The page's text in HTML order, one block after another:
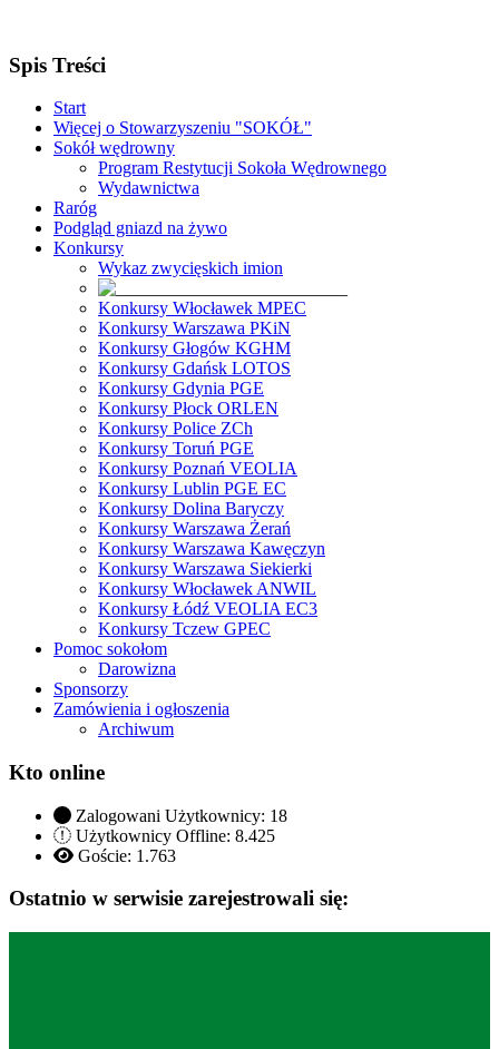
Spis Treści
Start
Więcej o Stowarzyszeniu "SOKÓŁ"
Sokół wędrowny
Program Restytucji Sokoła Wędrownego
Wydawnictwa
Raróg
Podgląd gniazd na żywo
Konkursy
Wykaz zwycięskich imion
Konkursy Włocławek MPEC
Konkursy Warszawa PKiN
Konkursy Głogów KGHM
Konkursy Gdańsk LOTOS
Konkursy Gdynia PGE
Konkursy Płock ORLEN
Konkursy Police ZCh
Konkursy Toruń PGE
Konkursy Poznań VEOLIA
Konkursy Lublin PGE EC
Konkursy Dolina Baryczy
Konkursy Warszawa Żerań
Konkursy Warszawa Kawęczyn
Konkursy Warszawa Siekierki
Konkursy Włocławek ANWIL
Konkursy Łódź VEOLIA EC3
Konkursy Tczew GPEC
Pomoc sokołom
Darowizna
Sponsorzy
Zamówienia i ogłoszenia
Archiwum
Kto online
Zalogowani Użytkownicy: 18
Użytkownicy Offline: 8.425
Goście: 1.763
Ostatnio w serwisie zarejestrowali się: